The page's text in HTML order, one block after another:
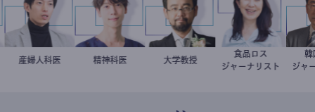
重見大介
産婦人科医 藤野智哉
精神科医 金谷一朗
大学教授 井出留美
食品ロス
ジャーナリスト